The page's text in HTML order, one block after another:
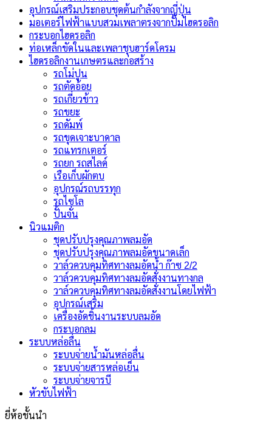
อุปกรณ์เสริมประกอบชุดต้นกำลังจากญี่ปุ่น
มอเตอร์ไฟฟ้าแบบสวมเพลาตรงจากปั๊มไฮดรอลิก
กระบอกไฮดรอลิก
ท่อเหล็กขัดในและเพลาชุบฮาร์ดโครม
ไฮดรอลิกงานเกษตรและก่อสร้าง
รถโม่ปูน
รถตัดอ้อย
รถเกี่ยวข้าว
รถขยะ
รถดัมพ์
รถขุดเจาะบาดาล
รถแทรกเตอร์
รถยก รถสไลด์
เรือเก็บผักตบ
อุปกรณ์รถบรรทุก
รถไซโล
ปั้นจั่น
นิวแมติก
ชุดปรับปรุงคุณภาพลมอัด
ชุดปรับปรุงคุณภาพลมอัดขนาดเล็ก
วาล์วควบคุมทิศทางลมอัดน้ำ ก๊าซ 2/2
วาล์วควบคุมทิศทางลมอัดสั่งงานทางกล
วาล์วควบคุมทิศทางลมอัดสั่งงานโดยไฟฟ้า
อุปกรณ์เสริม
เครื่องอัดชิ้นงานระบบลมอัด
กระบอกลม
ระบบหล่อลื่น
ระบบจ่ายน้ำมันหล่อลื่น
ระบบจ่ายสารหล่อเย็น
ระบบจ่ายจารบี
หัวขับไฟฟ้า
ยี่ห้อชั้นนำ